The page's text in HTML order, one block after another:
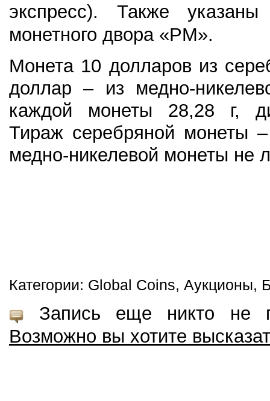
экспресс). Также
монетного двора «РМ».
Монета 10 долларов из
доллар – из медно-
каждой монеты 28,28 г,
Тираж серебряной монеты
медно-никелевой монеты не
Категории: Global Coins, Аукционы,
Запись еще никто не
Возможно вы хотите